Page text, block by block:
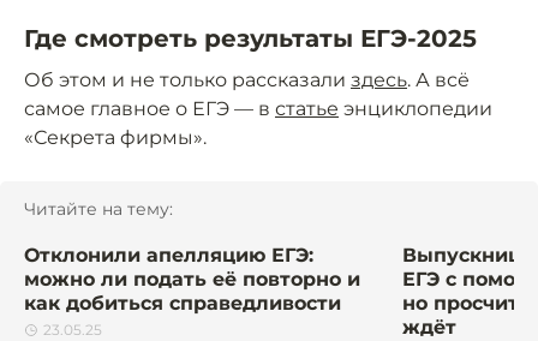
Где смотреть результаты ЕГЭ-2025
Об этом и не только рассказали здесь. А всё
самое главное о ЕГЭ — в статье энциклопедии
«Секрета фирмы».
Читайте на тему:
Отклонили апелляцию ЕГЭ:
можно ли подать её повторно и
как добиться справедливости
23.05.25
Выпускница
ЕГЭ с
но
ждёт